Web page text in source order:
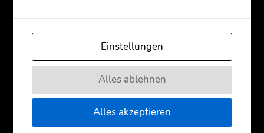
Einstellungen
Alles ablehnen
Alles akzeptieren